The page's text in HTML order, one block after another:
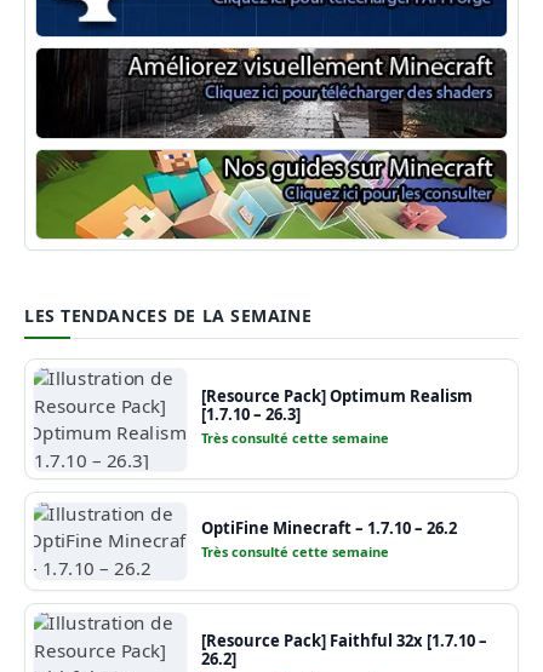
Minecraft Forge
Shaders Minecraft
Guide Minecraft
LES TENDANCES DE LA SEMAINE
[Resource Pack] Optimum Realism
[1.7.10 – 26.3]
Très consulté cette semaine
OptiFine Minecraft – 1.7.10 – 26.2
Très consulté cette semaine
[Resource Pack] Faithful 32x [1.7.10 –
26.2]